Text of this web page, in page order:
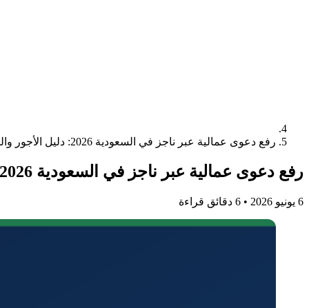
رفع دعوى عمالية عبر ناجز في السعودية 2026: دليل الأجور والفصل التعسفي ومكافأة نهاية الخدمة
رفع دعوى عمالية عبر ناجز في السعودية 2026: دليل الأجور والفصل التعسفي ومكافأة نهاية الخدمة
6 يونيو 2026 • 6 دقائق قراءة